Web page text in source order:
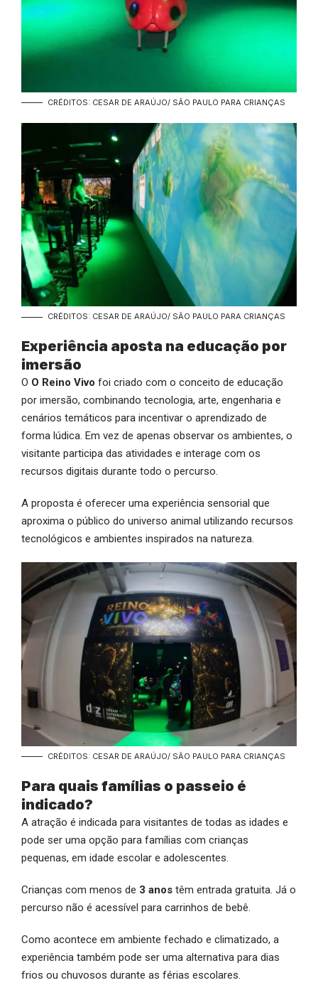
CRÉDITOS: CESAR DE ARAÚJO/ SÃO PAULO PARA CRIANÇAS
CRÉDITOS: CESAR DE ARAÚJO/ SÃO PAULO PARA CRIANÇAS
Experiência aposta na educação por
imersão
O O Reino Vivo foi criado com o conceito de educação
por imersão, combinando tecnologia, arte, engenharia e
cenários temáticos para incentivar o aprendizado de
forma lúdica. Em vez de apenas observar os ambientes, o
visitante participa das atividades e interage com os
recursos digitais durante todo o percurso.
A proposta é oferecer uma experiência sensorial que
aproxima o público do universo animal utilizando recursos
tecnológicos e ambientes inspirados na natureza.
CRÉDITOS: CESAR DE ARAÚJO/ SÃO PAULO PARA CRIANÇAS
Para quais famílias o passeio é
indicado?
A atração é indicada para visitantes de todas as idades e
pode ser uma opção para famílias com crianças
pequenas, em idade escolar e adolescentes.
Crianças com menos de 3 anos têm entrada gratuita. Já o
percurso não é acessível para carrinhos de bebê.
Como acontece em ambiente fechado e climatizado, a
experiência também pode ser uma alternativa para dias
frios ou chuvosos durante as férias escolares.